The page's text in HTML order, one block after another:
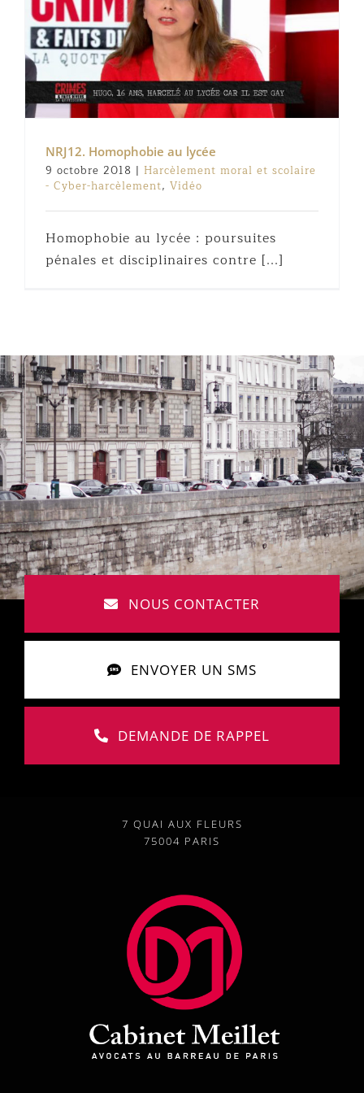
NRJ12. Homophobie au lycée
9 octobre 2018 | Harcèlement moral et scolaire
- Cyber-harcèlement, Vidéo
Homophobie au lycée : poursuites
pénales et disciplinaires contre [...]
NOUS CONTACTER
ENVOYER UN SMS
DEMANDE DE RAPPEL
7 QUAI AUX FLEURS
75004 PARIS